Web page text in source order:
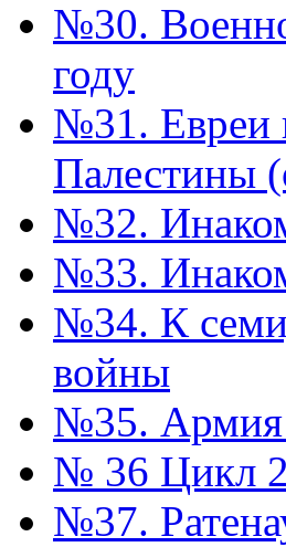
№30.
году
№31. Евреи
Палестины
№32.
№33.
№34. К
войны
№35.
№ 36 Цикл
№37.